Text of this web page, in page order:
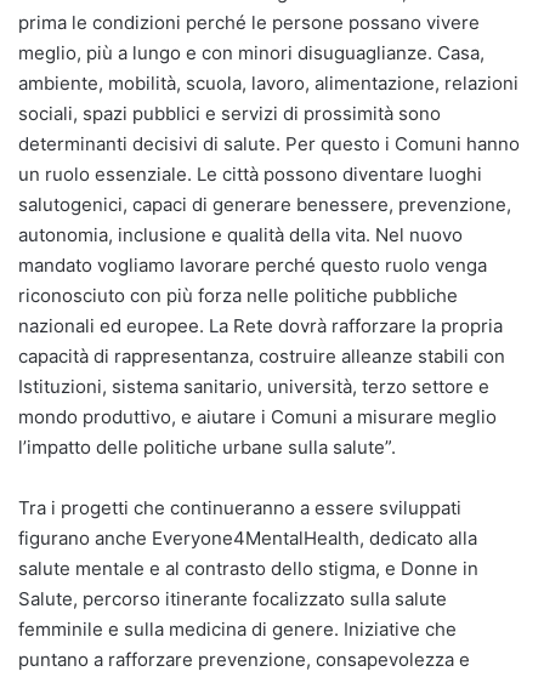
prima le condizioni perché le persone possano vivere
meglio, più a lungo e con minori disuguaglianze. Casa,
ambiente, mobilità, scuola, lavoro, alimentazione, relazioni
sociali, spazi pubblici e servizi di prossimità sono
determinanti decisivi di salute. Per questo i Comuni hanno
un ruolo essenziale. Le città possono diventare luoghi
salutogenici, capaci di generare benessere, prevenzione,
autonomia, inclusione e qualità della vita. Nel nuovo
mandato vogliamo lavorare perché questo ruolo venga
riconosciuto con più forza nelle politiche pubbliche
nazionali ed europee. La Rete dovrà rafforzare la propria
capacità di rappresentanza, costruire alleanze stabili con
Istituzioni, sistema sanitario, università, terzo settore e
mondo produttivo, e aiutare i Comuni a misurare meglio
l’impatto delle politiche urbane sulla salute”.
Tra i progetti che continueranno a essere sviluppati
figurano anche Everyone4MentalHealth, dedicato alla
salute mentale e al contrasto dello stigma, e Donne in
Salute, percorso itinerante focalizzato sulla salute
femminile e sulla medicina di genere. Iniziative che
puntano a rafforzare prevenzione, consapevolezza e